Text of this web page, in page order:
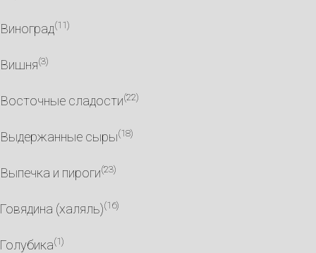
Виноград(11)
Вишня(3)
Восточные сладости(22)
Выдержанные сыры(18)
Выпечка и пироги(23)
Говядина (халяль)(16)
Голубика(1)